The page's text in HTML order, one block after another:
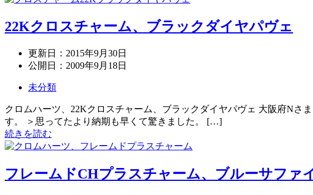
22Kクロスチャーム、ブラックダイヤパヴェ
更新日： 2015年9月30日
公開日： 2009年9月18日
未分類
クロムハーツ、22Kクロスチャーム、ブラックダイヤパヴェ 大阪府N
す。 ＞思ってたより納期も早くて驚きました。 […]
続きを読む
フレームドCHプラスチャーム、ブルーサファ